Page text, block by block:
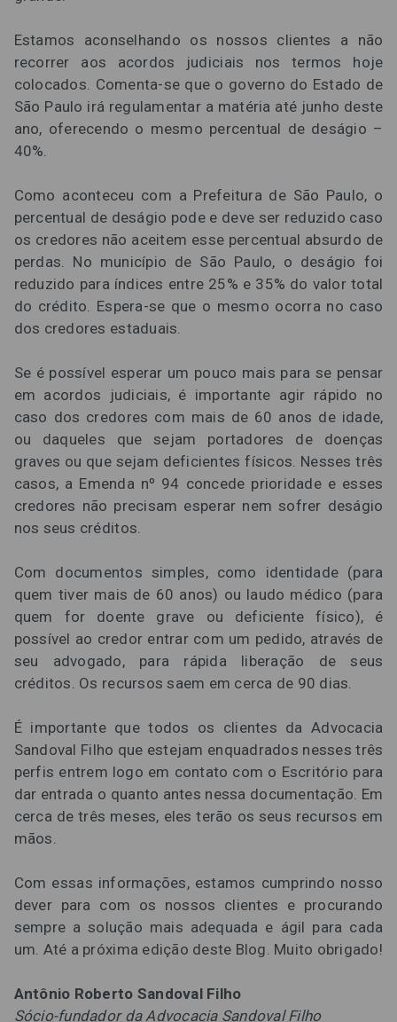
Estamos aconselhando os nossos clientes a não
recorrer aos acordos judiciais nos termos hoje
colocados. Comenta-se que o governo do Estado de
São Paulo irá regulamentar a matéria até junho deste
ano, oferecendo o mesmo percentual de deságio –
40%.
Como aconteceu com a Prefeitura de São Paulo, o
percentual de deságio pode e deve ser reduzido caso
os credores não aceitem esse percentual absurdo de
perdas. No município de São Paulo, o deságio foi
reduzido para índices entre 25% e 35% do valor total
do crédito. Espera-se que o mesmo ocorra no caso
dos credores estaduais.
Se é possível esperar um pouco mais para se pensar
em acordos judiciais, é importante agir rápido no
caso dos credores com mais de 60 anos de idade,
ou daqueles que sejam portadores de doenças
graves ou que sejam deficientes físicos. Nesses três
casos, a Emenda nº 94 concede prioridade e esses
credores não precisam esperar nem sofrer deságio
nos seus créditos.
Com documentos simples, como identidade (para
quem tiver mais de 60 anos) ou laudo médico (para
quem for doente grave ou deficiente físico), é
possível ao credor entrar com um pedido, através de
seu advogado, para rápida liberação de seus
créditos. Os recursos saem em cerca de 90 dias.
É importante que todos os clientes da Advocacia
Sandoval Filho que estejam enquadrados nesses três
perfis entrem logo em contato com o Escritório para
dar entrada o quanto antes nessa documentação. Em
cerca de três meses, eles terão os seus recursos em
mãos.
Com essas informações, estamos cumprindo nosso
dever para com os nossos clientes e procurando
sempre a solução mais adequada e ágil para cada
um. Até a próxima edição deste Blog. Muito obrigado!
Antônio Roberto Sandoval Filho
Sócio-fundador da Advocacia Sandoval Filho